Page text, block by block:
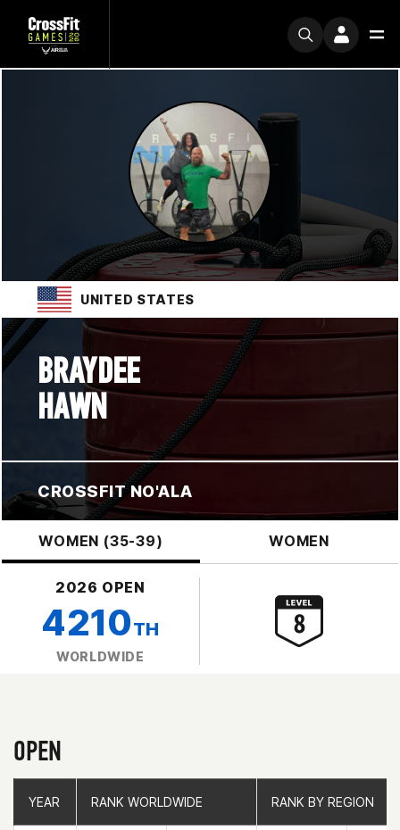
UNITED STATES
BRAYDEE
HAWN
CROSSFIT NO'ALA
WOMEN (35-39) WOMEN
2026 OPEN
4210TH
WORLDWIDE
OPEN
YEAR RANK WORLDWIDE RANK BY REGION
YEAR RANK WORLDWIDE RANK BY REGION